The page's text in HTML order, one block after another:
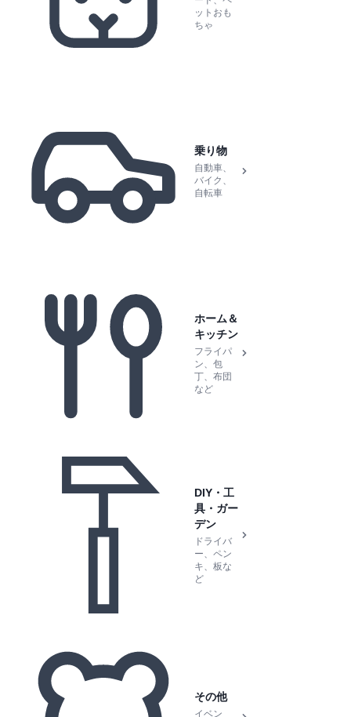
ットおも
ちゃ
乗り物
自動車、
バイク、
自転車
ホーム＆
キッチン
フライパ
ン、包
丁、布団
など
DIY・工
具・ガー
デン
ドライバ
ー、ペン
キ、板な
ど
その他
イベン